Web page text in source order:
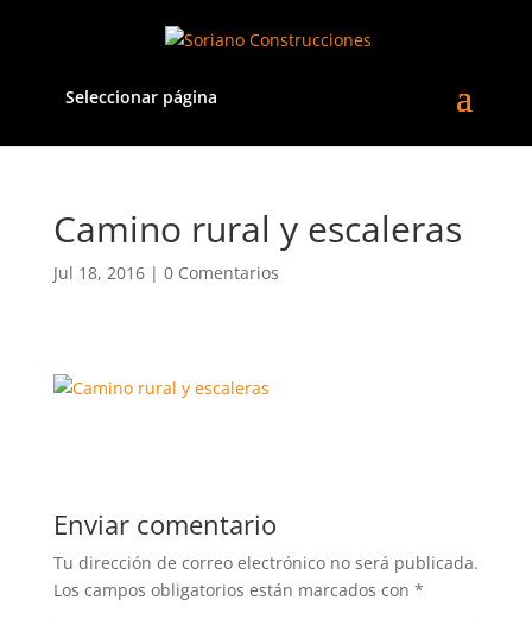
Seleccionar página
Camino rural y escaleras
Jul 18, 2016| 0 Comentarios
Enviar comentario
Tu dirección de correo electrónico no será publicada.
Los campos obligatorios están marcados con *